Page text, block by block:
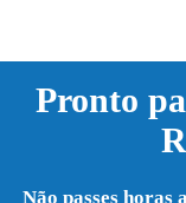
Pronto
Não passes